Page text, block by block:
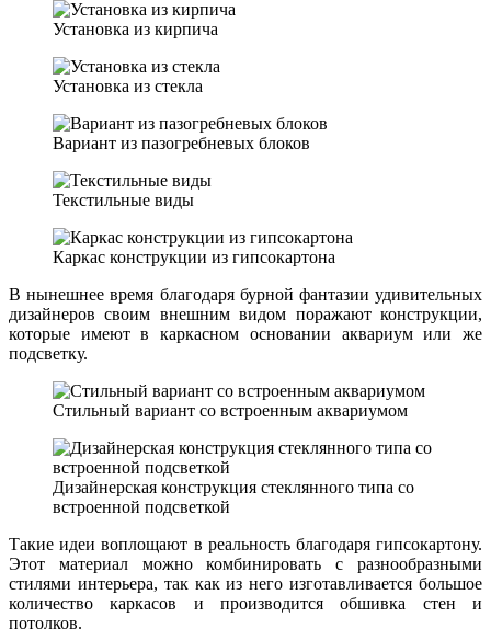
Установка из кирпича
Установка из стекла
Вариант из пазогребневых блоков
Текстильные виды
Каркас конструкции из гипсокартона
В нынешнее время благодаря бурной фантазии удивительных
дизайнеров своим внешним видом поражают конструкции,
которые имеют в каркасном основании аквариум или же
подсветку.
Стильный вариант со встроенным аквариумом
Дизайнерская конструкция стеклянного типа со
встроенной подсветкой
Такие идеи воплощают в реальность благодаря гипсокартону.
Этот материал можно комбинировать с разнообразными
стилями интерьера, так как из него изготавливается большое
количество каркасов и производится обшивка стен и
потолков.